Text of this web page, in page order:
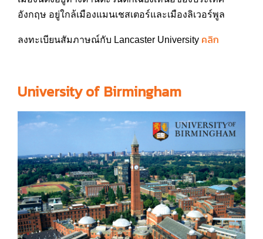
อังกฤษ อยู่ใกล้เมืองแมนเชสเตอร์และเมืองลิเวอร์พูล
ลงทะเบียนสัมภาษณ์กับ Lancaster University คลิก
University of Birmingham